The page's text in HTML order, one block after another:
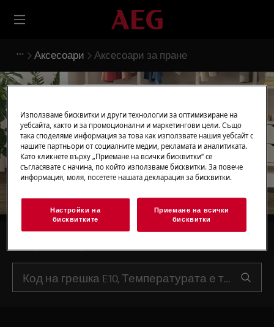
Аксесоари Аксесоари за пране
Подкрепа за Аксесоари
за пране
Използваме бисквитки и други технологии за оптимизиране на
уебсайта, както и за промоционални и маркетингови цели. Също
така споделяме информация за това как използвате нашия уебсайт с
нашите партньори от социалните медии, рекламата и аналитиката.
Като кликнете върху „Приемане на всички бисквитки“ се
съгласявате с начина, по който използваме бисквитки. За повече
информация, моля, посетете нашата декларация за бисквитки.
Настройки на
бисквитките
Приемане на всички
бисквитки